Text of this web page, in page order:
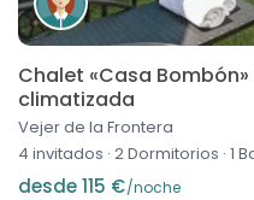
Chalet «Casa
climatizada
Vejer de la Frontera
4 invitados · 2 Dormitorios · 1
desde 115 €/noche